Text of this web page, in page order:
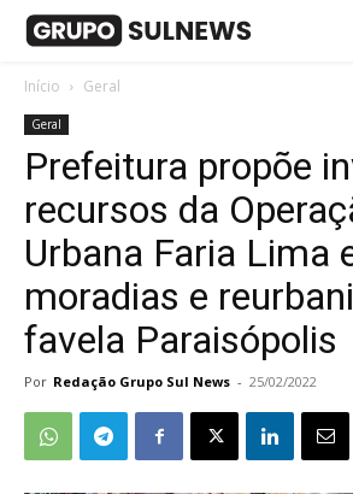
Início Geral
Geral
Prefeitura propõe
recursos da
Urbana Faria Lima
moradias e
favela Paraisópolis
Por Redação Grupo Sul News - 25/02/2022